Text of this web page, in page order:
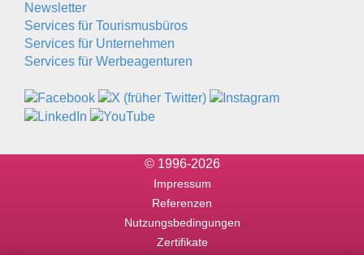
Newsletter
Services für Tourismusbüros
Services für Unternehmen
Services für Werbeagenturen
© 1996-2026
Impressum
Referenzen
Nutzungsbedingungen
Zertifikate